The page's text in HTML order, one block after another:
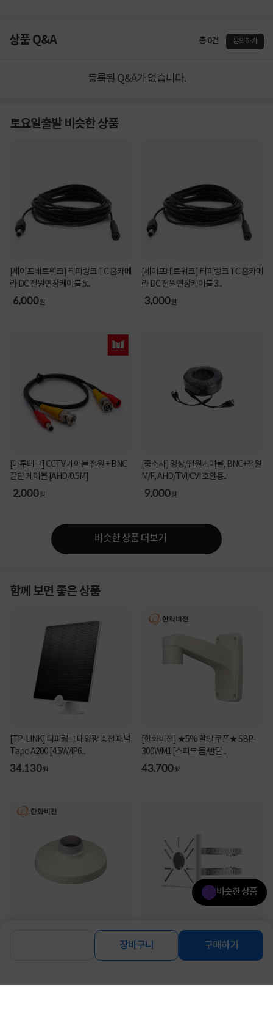
비슷한 상품
장바구니 구매하기
상품 Q&A 총 0건 문의하기
등록된 Q&A가 없습니다.
토요일출발 비슷한 상품
[세이프네트워크] 티피링크 TC 홈카메
라 DC 전원연장케이블 5...
6,000원
[세이프네트워크] 티피링크 TC 홈카메
라 DC 전원연장케이블 3...
3,000원
[마루테크] CCTV 케이블 전원 + BNC
끝단 케이블 [AHD/0.5M]
2,000원
[중소사] 영상/전원케이블, BNC+전원
M/F, AHD/TVI/CVI 호환용...
9,000원
비슷한 상품 더보기
함께 보면 좋은 상품
[TP-LINK] 티피링크 태양광 충전 패널
Tapo A200 [4.5W/IP6...
34,130원
[한화비전] ★5% 할인 쿠폰★ SBP-
300WM1 [스피드 돔/반달 ...
43,700원
[한화비전] ✨비밀특가✨ SBP-
[TP-LINK] 티피링크 VMB-350 (네트
워크 카메라 폴 마운트, ...
18,500원